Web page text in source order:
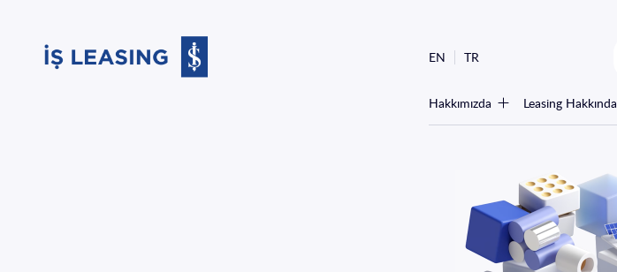
EN TR
Hakkımızda Leasing Hakkında